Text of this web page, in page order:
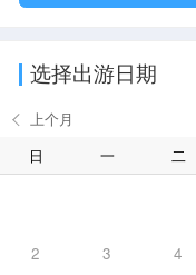
选择出游日期
日
一 二
2 3 4